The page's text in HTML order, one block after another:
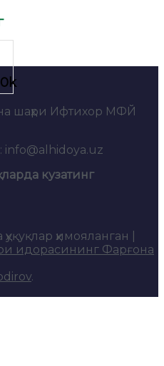
шаҳри Ифтихор МФЙ
info@alhidoya.uz
кузатинг
ҳимояланган |
идорасининг Фарғона
.